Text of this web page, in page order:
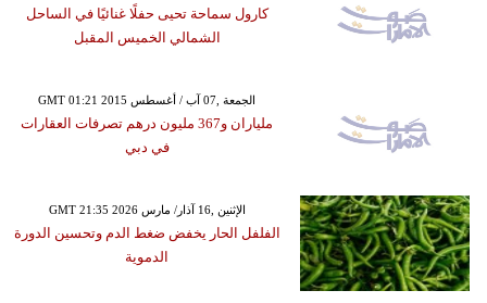
كارول سماحة تحيى حفلًا غنائيًا في الساحل
الشمالي الخميس المقبل
GMT 01:21 2015 الجمعة ,07 آب / أغسطس
ملياران و367 مليون درهم تصرفات العقارات
في دبي
GMT 21:35 2026 الإثنين ,16 آذار/ مارس
الفلفل الحار يخفض ضغط الدم وتحسين الدورة
الدموية